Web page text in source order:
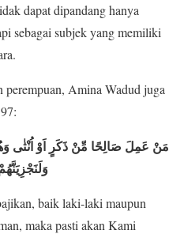
dapat dipandang hanya
sebagai subjek yang memiliki
perempuan, Amina Wadud juga
مَنْ عَمِلَ صَالِحًا مِّنْ ذَكَرٍ اَوْ اُنْثٰى
baik laki-laki maupun
maka pasti akan Kami